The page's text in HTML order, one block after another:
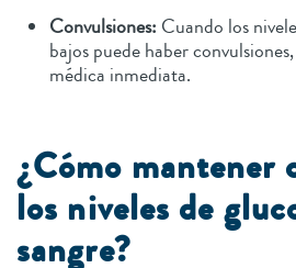
Convulsiones: Cuando los
bajos puede haber
médica inmediata.
¿Cómo mantener
los niveles de
sangre?